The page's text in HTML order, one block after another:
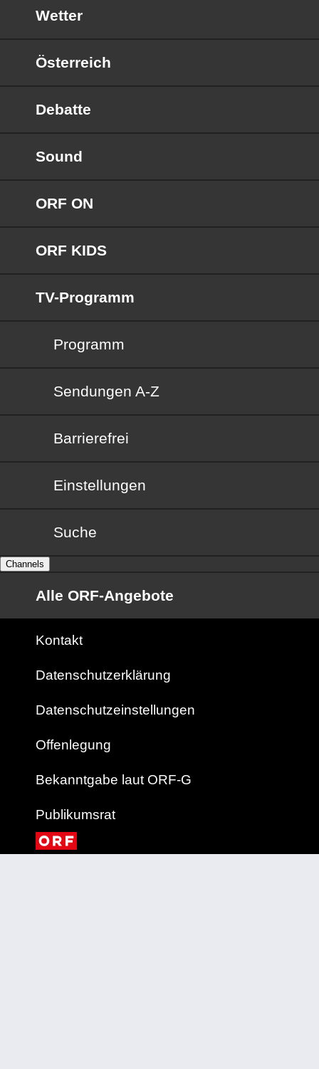
Wetter
Österreich
Debatte
Sound
ORF ON
ORF KIDS
TV-Programm
Programm
Sendungen von A bis Z
Sendungen A-Z
Barrierefrei
Barrierefrei
Einstellungen
Suche
Channels
Alle ORF-Angebote
Kontakt
Datenschutzerklärung
Datenschutzeinstellungen
Offenlegung
Bekanntgabe laut ORF-G
Publikumsrat